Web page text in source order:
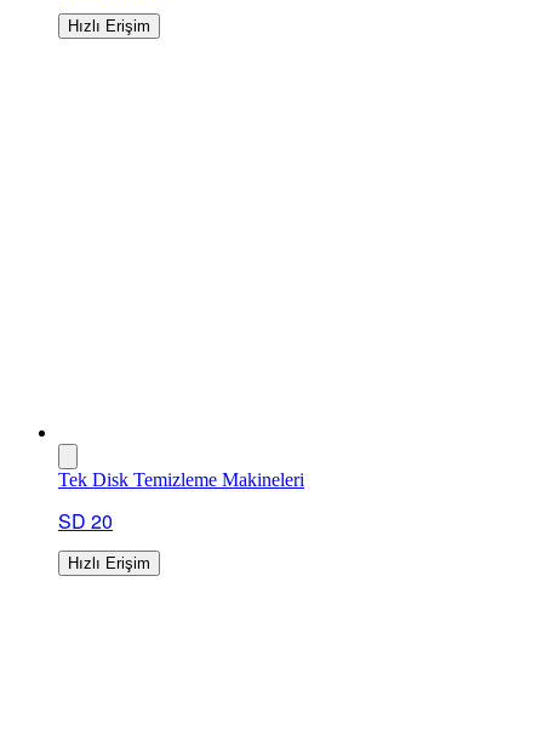
Hızlı Erişim
Tek Disk Temizleme Makineleri
SD 20
Hızlı Erişim